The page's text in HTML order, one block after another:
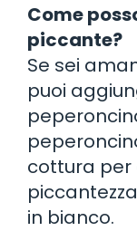
Come
piccante?
Se sei
puoi
cottura per
in bianco.